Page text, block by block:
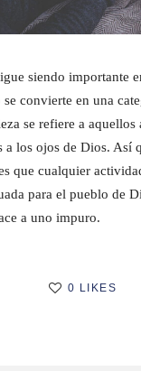
siendo importante
se convierte en una
se refiere a aquellos
a los ojos de Dios. Así
que cualquier
para el pueblo de
a uno impuro.
0 LIKES